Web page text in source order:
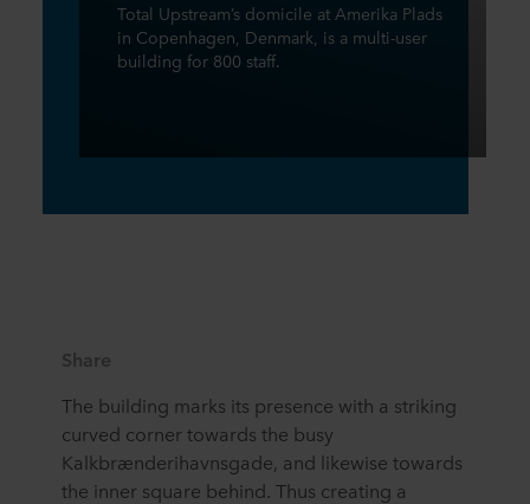
Total Upstream’s domicile at Amerika Plads
in Copenhagen, Denmark, is a multi-user
building for 800 staff.
Share
The building marks its presence with a striking
curved corner towards the busy
Kalkbrænderihavnsgade, and likewise towards
the inner square behind. Thus creating a